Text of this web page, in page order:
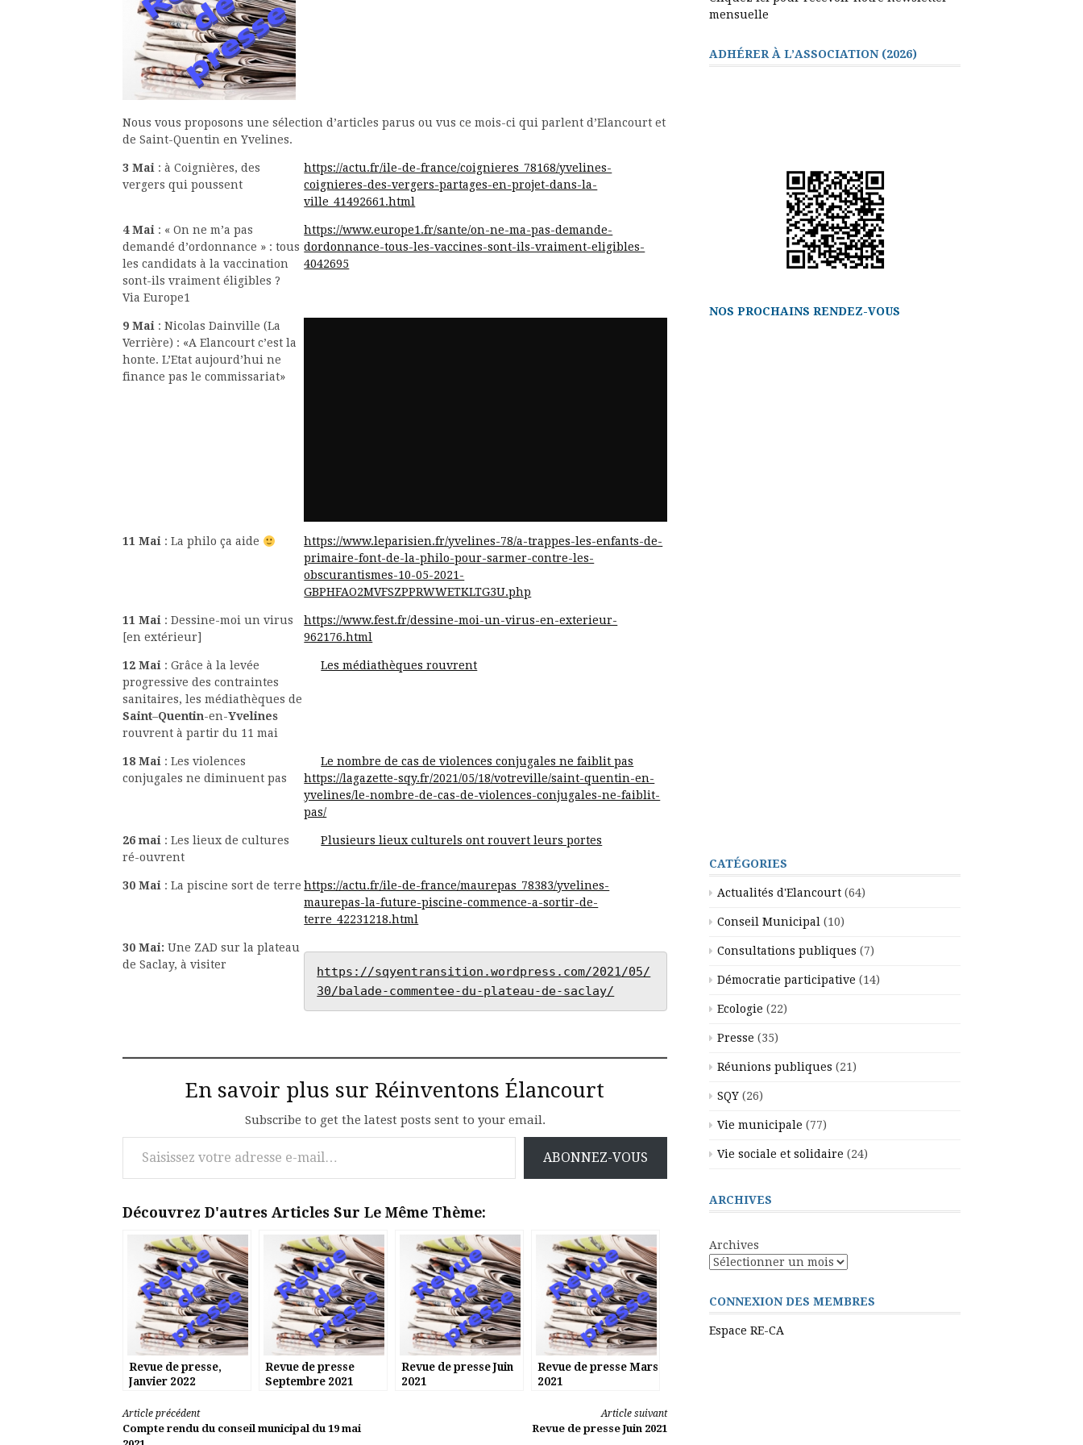
Nous vous proposons une sélection d’articles parus ou vus ce mois-ci qui parlent d’Elancourt et
de Saint-Quentin en Yvelines.
3 Mai : à Coignières, des
vergers qui poussent
https://actu.fr/ile-de-france/coignieres_78168/yvelines-
coignieres-des-vergers-partages-en-projet-dans-la-
ville_41492661.html
4 Mai : « On ne m’a pas
demandé d’ordonnance » : tous
les candidats à la vaccination
sont-ils vraiment éligibles ?
Via Europe1
https://www.europe1.fr/sante/on-ne-ma-pas-demande-
dordonnance-tous-les-vaccines-sont-ils-vraiment-eligibles-
4042695
9 Mai : Nicolas Dainville (La
Verrière) : «A Elancourt c’est la
honte. L’Etat aujourd’hui ne
finance pas le commissariat»
11 Mai : La philo ça aide
https://www.leparisien.fr/yvelines-78/a-trappes-les-enfants-de-
primaire-font-de-la-philo-pour-sarmer-contre-les-
obscurantismes-10-05-2021-
GBPHFAO2MVFSZPPRWWETKLTG3U.php
11 Mai : Dessine-moi un virus
[en extérieur]
https://www.fest.fr/dessine-moi-un-virus-en-exterieur-
962176.html
12 Mai : Grâce à la levée
progressive des contraintes
sanitaires, les médiathèques de
Saint–Quentin-en-Yvelines
rouvrent à partir du 11 mai
Les médiathèques rouvrent
18 Mai : Les violences
conjugales ne diminuent pas
Le nombre de cas de violences conjugales ne faiblit pas
https://lagazette-sqy.fr/2021/05/18/votreville/saint-quentin-en-
yvelines/le-nombre-de-cas-de-violences-conjugales-ne-faiblit-
pas/
26 mai : Les lieux de cultures
ré-ouvrent
Plusieurs lieux culturels ont rouvert leurs portes
30 Mai : La piscine sort de terre https://actu.fr/ile-de-france/maurepas_78383/yvelines-
maurepas-la-future-piscine-commence-a-sortir-de-
terre_42231218.html
30 Mai: Une ZAD sur la plateau
de Saclay, à visiter
https://sqyentransition.wordpress.com/2021/05/
30/balade-commentee-du-plateau-de-saclay/
En savoir plus sur Réinventons Élancourt
Subscribe to get the latest posts sent to your email.
Saisissez votre adresse e-mail…
ABONNEZ-VOUS
Découvrez D'autres Articles Sur Le Même Thème:
Revue de presse,
Janvier 2022
Revue de presse
Septembre 2021
Revue de presse Juin
2021
Revue de presse Mars
2021
Lire
Article précédent
Compte rendu du conseil municipal du 19 mai
Article suivant
Revue de presse Juin 2021
mensuelle
ADHÉRER À L’ASSOCIATION (2026)
NOS PROCHAINS RENDEZ-VOUS
CATÉGORIES
Actualités d'Elancourt (64)
Conseil Municipal (10)
Consultations publiques (7)
Démocratie participative (14)
Ecologie (22)
Presse (35)
Réunions publiques (21)
SQY (26)
Vie municipale (77)
Vie sociale et solidaire (24)
ARCHIVES
Archives
CONNEXION DES MEMBRES
Espace RE-CA